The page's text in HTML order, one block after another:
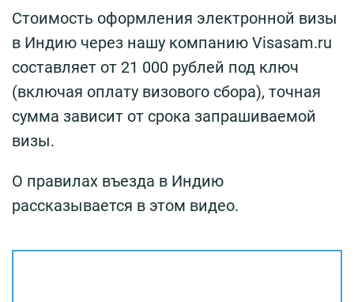
Стоимость оформления электронной визы
в Индию через нашу компанию Visasam.ru
cоставляет от 21 000 рублей под ключ
(включая оплату визового сбора), точная
сумма зависит от срока запрашиваемой
визы.
О правилах въезда в Индию
рассказывается в этом видео.